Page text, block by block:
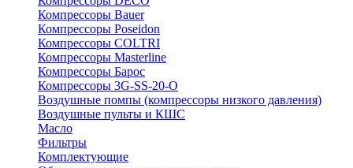
Компрессоры Bauer
Компрессоры Poseidon
Компрессоры COLTRI
Компрессоры Masterline
Компрессоры Барос
Компрессоры 3G-SS-20-O
Воздушные помпы (компрессоры низкого давления)
Воздушные пульты и КШС
Масло
Фильтры
Комплектующие